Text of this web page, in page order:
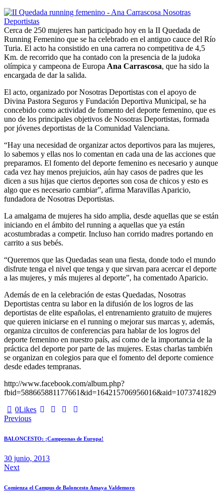
Cerca de 250 mujeres han participado hoy en la II Quedada de
Running Femenino que se ha celebrado en el antiguo cauce del Río
Turia. El acto ha consistido en una carrera no competitiva de 4,5
Km. de recorrido que ha contado con la presencia de la judoka
olímpica y campeona de Europa Ana Carrascosa, que ha sido la
encargada de dar la salida.
El acto, organizado por Nosotras Deportistas con el apoyo de
Divina Pastora Seguros y Fundación Deportiva Municipal, se ha
concebido como actividad de fomento del deporte femenino, que es
uno de los principales objetivos de Nosotras Deportistas, formada
por jóvenes deportistas de la Comunidad Valenciana.
“Hay una necesidad de organizar actos deportivos para las mujeres,
lo sabemos y ellas nos lo comentan en cada una de las acciones que
preparamos. El fomento del deporte femenino es necesario y aunque
cada vez hay menos prejuicios, aún hay casos de padres que les
dicen a sus hijas que ciertos deportes son cosa de chicos y esto es
algo que es necesario cambiar”, afirma Maravillas Aparicio,
fundadora de Nosotras Deportistas.
La amalgama de mujeres ha sido amplia, desde aquellas que se están
iniciando en el ámbito del running a aquellas que ya están
acostumbradas a competir. Incluso han corrido madres portando en
carrito a sus bebés.
“Queremos que las Quedadas sean una fiesta, donde todo el mundo
disfrute tenga el nivel que tenga y que sirvan para acercar el deporte
a las mujeres, y más mujeres al deporte”, ha comentado Aparicio.
Además de en la celebración de estas Quedadas, Nosotras
Deportistas centra su labor en la difusión de los logros de las
deportistas de elite españolas, el entrenamiento gratuito de mujeres
que quieren iniciarse en el running o mejorar sus marcas y, además,
organiza circuitos de conferencias para hablar de los logros del
deporte femenino en nuestro país, así como de la importancia de la
práctica del deporte por parte de las mujeres. Estas charlas también
se organizan en colegios para que el fomento del deporte comience
desde edades tempranas.
http://www.facebook.com/album.php?
fbid=588665881177661&id=164215706956016&aid=1073741829
0Likes
Navegación
de
Previous
BALONCESTO: ¡Campeonas de Europa!
30 junio, 2013
Next
Comienza el Campus de Baloncesto Amaya Valdemoro